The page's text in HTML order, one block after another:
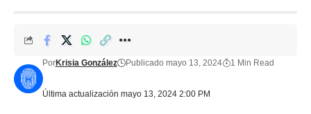
Última actualización mayo 13, 2024 2:00 PM
PorKrisia González Publicado mayo 13, 2024 1 Min Read